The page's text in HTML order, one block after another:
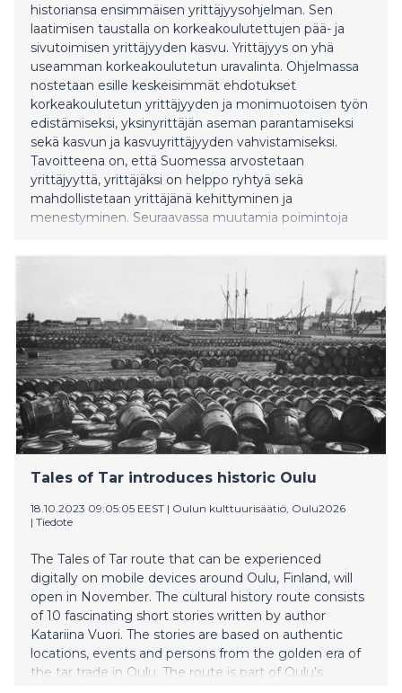
historiansa ensimmäisen yrittäjyysohjelman. Sen
laatimisen taustalla on korkeakoulutettujen pää- ja
sivutoimisen yrittäjyyden kasvu. Yrittäjyys on yhä
useamman korkeakoulutetun uravalinta. Ohjelmassa
nostetaan esille keskeisimmät ehdotukset
korkeakoulutetun yrittäjyyden ja monimuotoisen työn
edistämiseksi, yksinyrittäjän aseman parantamiseksi
sekä kasvun ja kasvuyrittäjyyden vahvistamiseksi.
Tavoitteena on, että Suomessa arvostetaan
yrittäjyyttä, yrittäjäksi on helppo ryhtyä sekä
mahdollistetaan yrittäjänä kehittyminen ja
menestyminen. Seuraavassa muutamia poimintoja
Tales of Tar introduces historic Oulu
18.10.2023 09:05:05 EEST | Oulun kulttuurisäätiö, Oulu2026
| Tiedote
The Tales of Tar route that can be experienced
digitally on mobile devices around Oulu, Finland, will
open in November. The cultural history route consists
of 10 fascinating short stories written by author
Katariina Vuori. The stories are based on authentic
locations, events and persons from the golden era of
the tar trade in Oulu. The route is part of Oulu’s